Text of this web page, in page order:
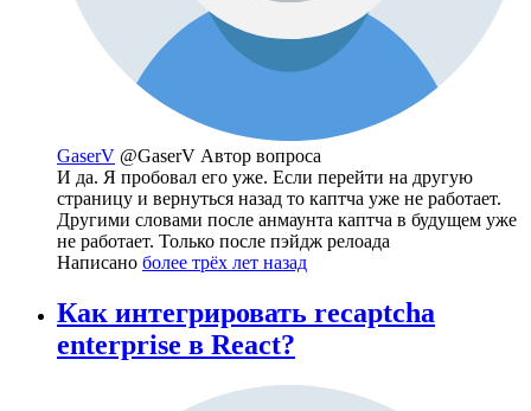
GaserV @GaserV Автор вопроса
И да. Я пробовал его уже. Если перейти на другую
страницу и вернуться назад то каптча уже не работает.
Другими словами после анмаунта каптча в будущем уже
не работает. Только после пэйдж релоада
Написано более трёх лет назад
Как интегрировать recaptcha
enterprise в React?